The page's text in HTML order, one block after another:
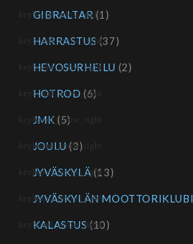
GIBRALTAR (1)
HARRASTUS (37)
HEVOSURHEILU (2)
HOTROD (6)
JMK (5)
JOULU (3)
JYVÄSKYLÄ(13)
JYVÄSKYLÄN MOOTTORIKLUBI
KALASTUS (10)